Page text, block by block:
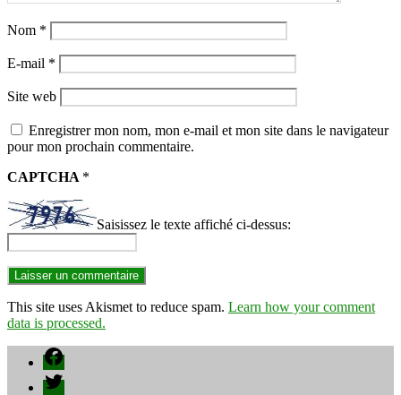
Nom *
E-mail *
Site web
Enregistrer mon nom, mon e-mail et mon site dans le navigateur
pour mon prochain commentaire.
CAPTCHA *
Saisissez le texte affiché ci-dessus:
This site uses Akismet to reduce spam. Learn how your comment
data is processed.
Facebook
Twitter